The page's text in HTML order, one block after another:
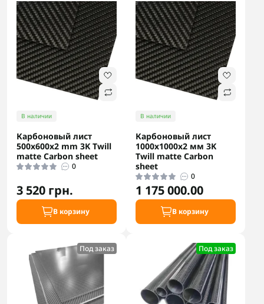
В наличии
Карбоновый лист
500х600x2 mm 3K Twill
matte Carbon sheet
0
3 520 грн.
В корзину
В наличии
Карбоновый лист
1000x1000x2 мм 3K
Twill matte Carbon
sheet
0
1 175 000.00
В корзину
Под заказ Под заказ